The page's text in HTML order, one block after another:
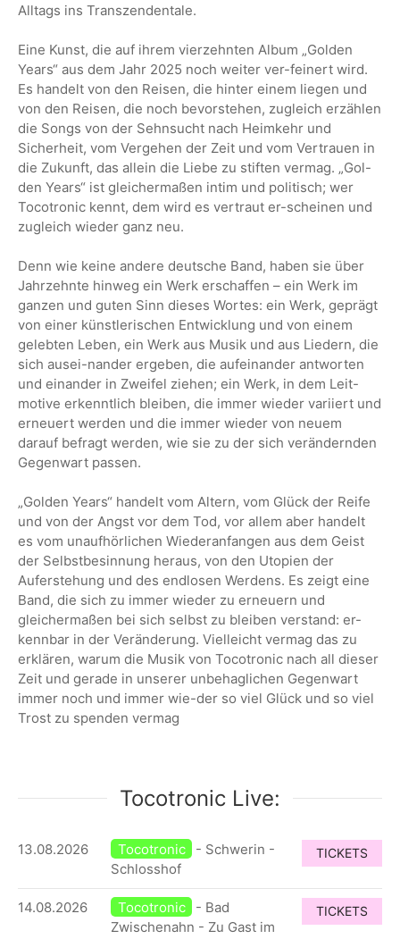
Alltags ins Transzendentale.
Eine Kunst, die auf ihrem vierzehnten Album „Golden
Years“ aus dem Jahr 2025 noch weiter ver-feinert wird.
Es handelt von den Reisen, die hinter einem liegen und
von den Reisen, die noch bevorstehen, zugleich erzählen
die Songs von der Sehnsucht nach Heimkehr und
Sicherheit, vom Vergehen der Zeit und vom Vertrauen in
die Zukunft, das allein die Liebe zu stiften vermag. „Gol-
den Years“ ist gleichermaßen intim und politisch; wer
Tocotronic kennt, dem wird es vertraut er-scheinen und
zugleich wieder ganz neu.
Denn wie keine andere deutsche Band, haben sie über
Jahrzehnte hinweg ein Werk erschaffen – ein Werk im
ganzen und guten Sinn dieses Wortes: ein Werk, geprägt
von einer künstlerischen Entwicklung und von einem
gelebten Leben, ein Werk aus Musik und aus Liedern, die
sich ausei-nander ergeben, die aufeinander antworten
und einander in Zweifel ziehen; ein Werk, in dem Leit-
motive erkenntlich bleiben, die immer wieder variiert und
erneuert werden und die immer wieder von neuem
darauf befragt werden, wie sie zu der sich verändernden
Gegenwart passen.
„Golden Years“ handelt vom Altern, vom Glück der Reife
und von der Angst vor dem Tod, vor allem aber handelt
es vom unaufhörlichen Wiederanfangen aus dem Geist
der Selbstbesinnung heraus, von den Utopien der
Auferstehung und des endlosen Werdens. Es zeigt eine
Band, die sich zu immer wieder zu erneuern und
gleichermaßen bei sich selbst zu bleiben verstand: er-
kennbar in der Veränderung. Vielleicht vermag das zu
erklären, warum die Musik von Tocotronic nach all dieser
Zeit und gerade in unserer unbehaglichen Gegenwart
immer noch und immer wie-der so viel Glück und so viel
Trost zu spenden vermag
Tocotronic Live:
13.08.2026 Tocotronic
- Schwerin -
Schlosshof
TICKETS
14.08.2026 Tocotronic
- Bad
Zwischenahn - Zu Gast im
TICKETS